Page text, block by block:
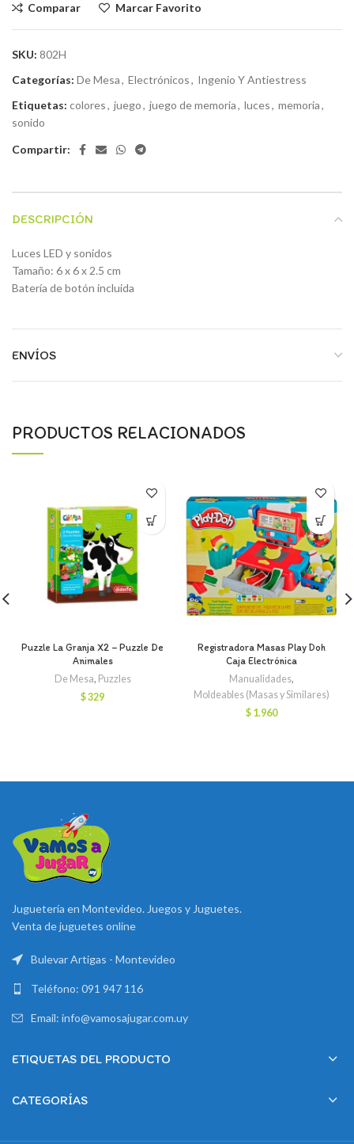
Comparar Marcar Favorito
SKU: 802H
Categorías: De Mesa, Electrónicos, Ingenio Y Antiestress
Etiquetas: colores, juego, juego de memoria, luces, memoria,
sonido
Compartir:
DESCRIPCIÓN
Luces LED y sonidos
Tamaño: 6 x 6 x 2.5 cm
Batería de botón incluida
ENVÍOS
PRODUCTOS RELACIONADOS
Puzzle La Granja X2 – Puzzle De
Animales
De Mesa, Puzzles
$329
Registradora Masas Play Doh
Caja Electrónica
Manualidades,
Moldeables (Masas y Similares)
$ 1.960
Juguetería en Montevideo. Juegos y Juguetes.
Venta de juguetes online
Bulevar Artigas - Montevideo
Teléfono: 091 947 116
Email: info@vamosajugar.com.uy
ETIQUETAS DEL PRODUCTO
CATEGORÍAS